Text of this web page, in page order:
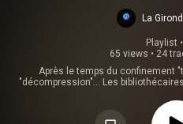
des
La
Playlist •
65 views • 24
Après le temps du confinement
"décompression"... Les
bibliothèque mobile vous
bientôt